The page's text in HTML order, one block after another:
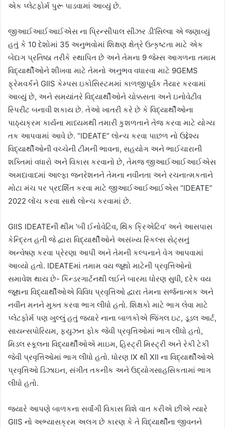
એક પ્લેટફોર્મ પુરૂ પાડવામાં આવ્યું છે.
જીઆઈઆઈઆઈએસ ના પ્રિન્સીપાલ સીઝર ડી’સિલ્વા એ જણાવ્યું
હતું કે 10 દેશોમાં 35 અનુભવોમાં શિક્ષણ ક્ષેત્રે ઉત્કૃષ્ટતા માટે એક
બેદાગ પ્રતિષ્ઠા તરીકે સ્થાપિત છે અને તેમના 9 જેમ્સ આગળના તમામ
વિદ્યાર્થીઓને શીખવા માટે તેમનો અનુભવ વધારવા માટે 9GEMS
ફ્રેમવર્કને GIIS કેમ્પસ ઇકોસિસ્ટમમાં કાળજીપૂર્વક તૈયાર કરવામાં
આવ્યું છે, અને સમયાંતરે વિદ્યાર્થીઓને ચોક્કસતા અને ઇનોવેટીવ
સ્પિરીટ બનાવી શકાય છે. તેઓ ખાતરી કરે છે કે વિદ્યાર્થીઓના
પાઠ્યક્રમ કાર્યના માધ્યમથી તમારી કુશળતાને તેજ કરવા માટે યોગ્ય
તક આપવામાં આવે છે. “IDEATE” લોન્ચ કરવા પાછળ નો ઉદ્દેશ્ય
વિદ્યાર્થીઓની વચ્ચેની ટીમની ભાવના, સહયોગ અને ભાઈચારાની
શક્તિમાં વધારો અને વિકાસ કરવાનો છે, તેમજ જીઆઈઆઈઆઈએસ
અમદાવાદમાં આલ્ફા જનરેશનને તેમના નવીનતા અને રચનાત્મકતાને
મોટા મંચ પર પ્રદર્શિત કરવા માટે જીઆઈઆઈઆઈએસ “IDEATE”
2022 લોંચ કરવા સાથે લોન્ચ કરવામાં છે.
GIIS IDEATEની થીમ ‘બી ઈનોવેટિવ, થિંક ક્રિએટિવ’ અને આસપાસ
કેન્દ્રિત હતી જે દ્વારા વિદ્યાર્થીઓને અસંખ્ય સ્કિલ્સ સેટ્સનું
અન્વેષણ કરવા પ્રેરણા આપી અને તેમની કલ્પનાને વેગ આપવામાં
આવ્યો હતો. IDEATEમાં તમામ વય જૂથો માટેની પ્રવૃત્તિઓનો
સમાવેશ થાય છે- કિન્ડરગાર્ટનથી લઈને બારમા ધોરણ સુધી, દરેક વય
જૂથના વિદ્યાર્થીઓએ વિવિધ પ્રવૃત્તિઓ દ્વારા તેમના સર્જનાત્મક અને
નવીન મનને મુક્ત કરવા ભાગ લીધો હતો. શિક્ષકો માટે ભાગ લેવા માટે
પ્લેટફોર્મ પણ ખુલ્લું હતું જ્યારે નાના બાળકોએ જિંગલ ઇટ, ડૂડલ આર્ટ,
સાયન્સપોરિયમ, ફ્યુઝન ફોક જેવી પ્રવૃત્તિઓમાં ભાગ લીધો હતો,
મિડલ સ્કૂલના વિદ્યાર્થીઓએ માઇમ, હિસ્ટ્રી મિસ્ટ્રી અને રેકી ટેકી
જેવી પ્રવૃત્તિઓમાં ભાગ લીધો હતો. ધોરણ IX થી XII ના વિદ્યાર્થીઓએ
પ્રવૃત્તિઓ ડિઝાઇન, સંગીત તકનીક અને ઉદ્યોગસાહસિકતામાં ભાગ
લીધો હતો.
જ્યારે આપણે બાળકના સર્વાંગી વિકાસ વિશે વાત કરીએ છીએ ત્યારે
GIIS નો અભ્યાસક્રમ અલગ છે કારણ કે તે વિદ્યાર્થીના જીવનને